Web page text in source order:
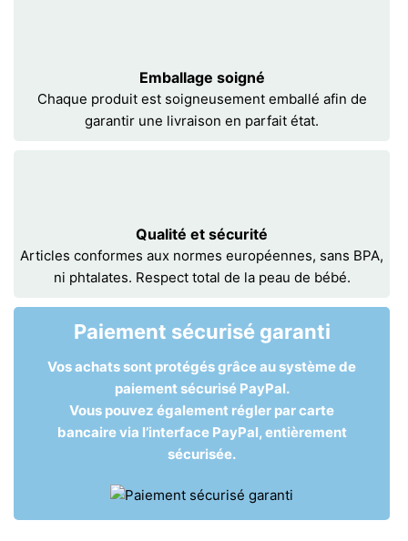
Emballage soigné
Chaque produit est soigneusement emballé afin de
garantir une livraison en parfait état.
Qualité et sécurité
Articles conformes aux normes européennes, sans BPA,
ni phtalates. Respect total de la peau de bébé.
Paiement sécurisé garanti
Vos achats sont protégés grâce au système de
paiement sécurisé PayPal.
Vous pouvez également régler par carte
bancaire via l’interface PayPal, entièrement
sécurisée.